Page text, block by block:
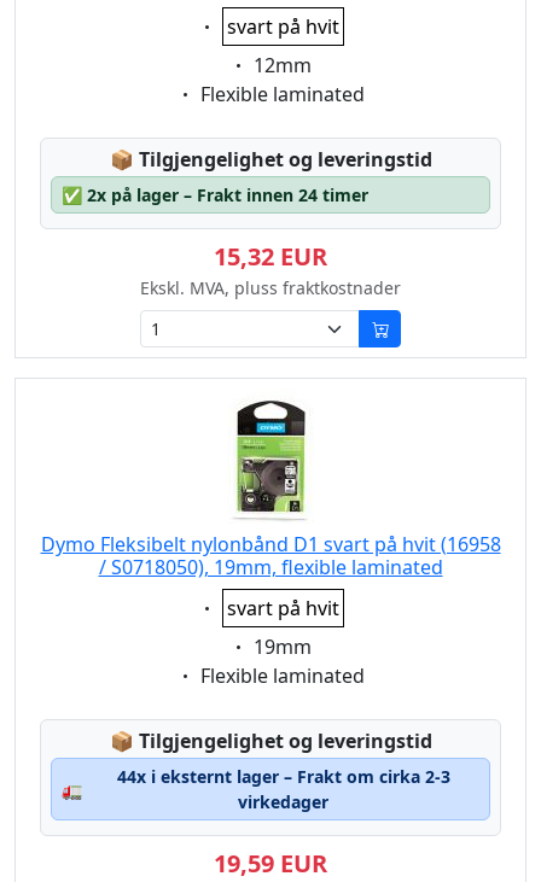
Eigenschaft:
svart på hvit
Eigenschaft:
12mm
Eigenschaft:
Flexible laminated
📦 Lagerstatus:
Tilgjengelighet og leveringstid
✅ 2x på lager – Frakt innen 24 timer
15,32 EUR
Ekskl. MVA, pluss fraktkostnader
Dymo Fleksibelt nylonbånd D1 svart på hvit (16958
/ S0718050), 19mm, flexible laminated
Eigenschaft:
svart på hvit
Eigenschaft:
19mm
Eigenschaft:
Flexible laminated
📦 Lagerstatus:
Tilgjengelighet og leveringstid
🚛
44x i eksternt lager – Frakt om cirka 2-3
virkedager
19,59 EUR